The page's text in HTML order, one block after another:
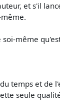
et s'il
même
temps et de
seule